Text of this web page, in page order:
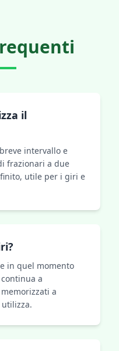
il
intervallo e
frazionari a due
utile per i giri e
in quel momento
a
a